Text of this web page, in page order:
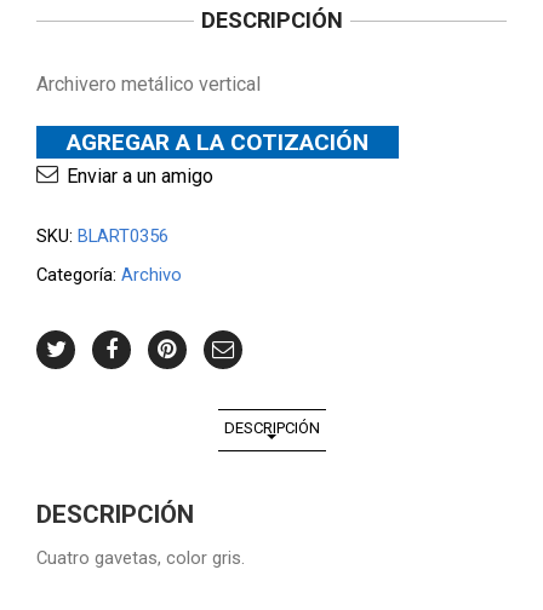
DESCRIPCIÓN
Archivero metálico vertical
AGREGAR A LA COTIZACIÓN
Enviar a un amigo
SKU: BLART0356
Categoría: Archivo
DESCRIPCIÓN
DESCRIPCIÓN
Cuatro gavetas, color gris.